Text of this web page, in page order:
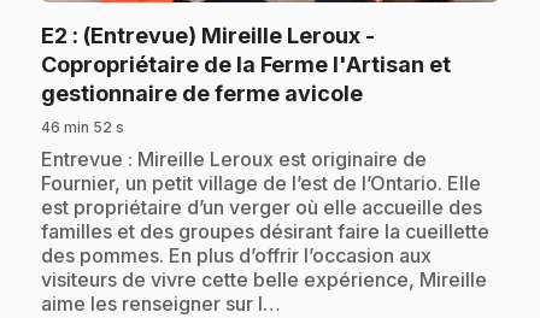
E2 : (Entrevue) Mireille Leroux -
Copropriétaire de la Ferme l'Artisan et
gestionnaire de ferme avicole.
46 min 52 s
.Entrevue : Mireille Leroux est originaire de
Fournier, un petit village de l’est de l’Ontario. Elle
est propriétaire d’un verger où elle accueille des
familles et des groupes désirant faire la cueillette
des pommes. En plus d’offrir l’occasion aux
visiteurs de vivre cette belle expérience, Mireille
aime les renseigner sur l…